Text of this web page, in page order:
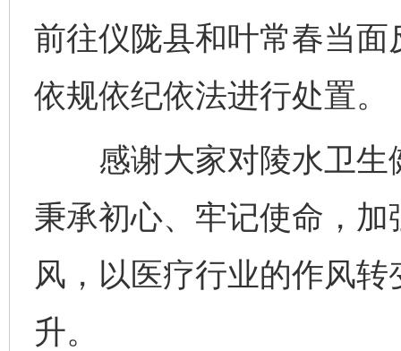
前往仪陇县和叶常春当
依规依纪依法进行处置。
感谢大家对陵水卫生
秉承初心、牢记使命，
风，以医疗行业的作风
升。